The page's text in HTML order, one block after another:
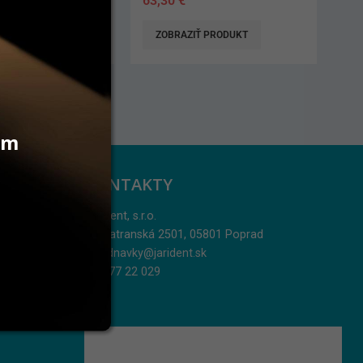
PRIDAŤ DO KOŠÍKA
KONTAKTY
Jarident, s.r.o.
Podtatranská 2501, 05801 Poprad
objednavky@jarident.sk
052/77 22 029